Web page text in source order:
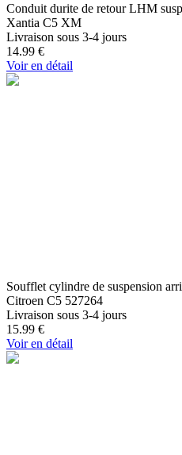
Conduit durite de retour LHM
Xantia C5 XM
Livraison sous 3-4 jours
14.99 €
Voir en détail
Soufflet cylindre de suspension
Citroen C5 527264
Livraison sous 3-4 jours
15.99 €
Voir en détail